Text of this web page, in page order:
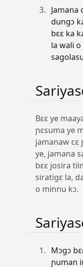
dungɔ
bɛɛ ka
la wali
Bɛɛ ye
ɲɛsuma ye
jamanaw cɛ
ye, jamana
bɛɛ josira
siratigɛ la,
o minnu kɔ.
Mɔgɔ
ɲuman